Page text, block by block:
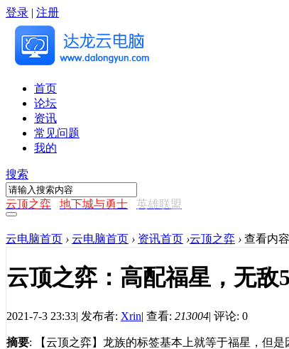
登录 | 注册
首页
论坛
资讯
常见问题
我的
搜索
云顶之弈 地下城与勇士 英雄联盟
云电脑首页 › 云电脑首页 › 资讯首页 ›云顶之弈 › 查看内容
云顶之弈：高配福星，无敌
2021-7-3 23:33| 发布者: Xrin| 查看: 213004| 评论: 0
摘要: 【云顶之弈】龙族的标签基本上就等于福星，但